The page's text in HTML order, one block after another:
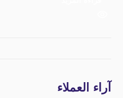
آراء العملاء